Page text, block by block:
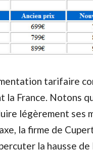
tarifaire
la France. Notons
légèrement ses
la firme de
la hausse de